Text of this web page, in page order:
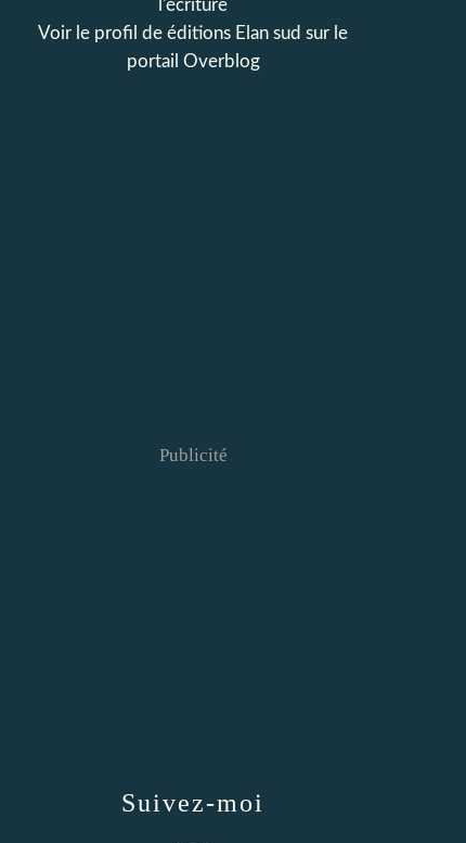
l'écriture
Voir le profil de éditions Elan sud sur le
portail Overblog
Suivez-moi
Publicité